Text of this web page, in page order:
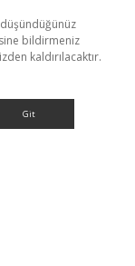
bildirmeniz
kaldırılacaktır.